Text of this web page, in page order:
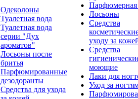
Одеколоны
Туалетная вода
Туалетная вода
серии "Дух
ароматов"
Лосьоны после
бритья
Парфюмированные
дезодоранты
Средства для ухода
Парфюмерная
Лосьоны
Средства
уходу за
Средства
моющие
Лаки для
Уход за